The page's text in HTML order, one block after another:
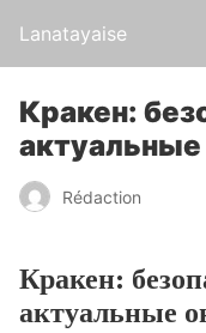
Lanatayaise
Кракен:
Rédaction
Кракен:
актуальные